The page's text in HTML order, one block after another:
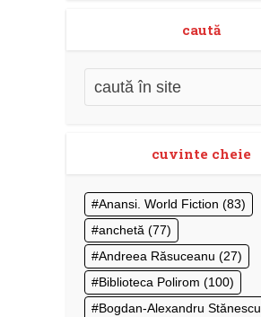
caută
cuvinte cheie
Anansi. World Fiction (83)
anchetă (77)
Andreea Răsuceanu (27)
Biblioteca Polirom (100)
Bogdan-Alexandru Stănescu